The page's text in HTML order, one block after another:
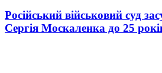
Російський військовий суд
Сергія Москаленка до 25